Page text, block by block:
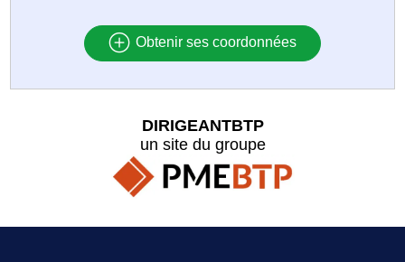
Obtenir ses coordonnées
DIRIGEANTBTP
un site du groupe